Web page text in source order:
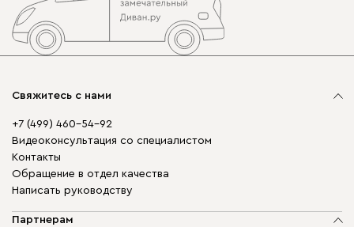
Свяжитесь с нами
+7 (499) 460-54-92
Видеоконсультация со специалистом
Контакты
Обращение в отдел качества
Написать руководству
Партнерам